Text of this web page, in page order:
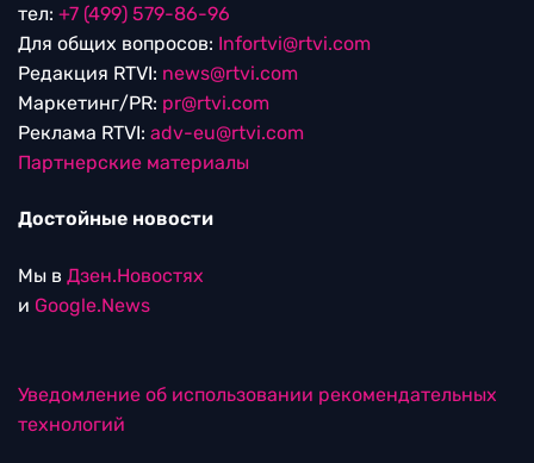
тел: +7 (499) 579-86-96
Для общих вопросов: Infortvi@rtvi.com
Редакция RTVI: news@rtvi.com
Маркетинг/PR: pr@rtvi.com
Реклама RTVI: adv-eu@rtvi.com
Партнерские материалы
Достойные новости
Мы в Дзен.Новостях
и Google.News
Уведомление об использовании рекомендательных
технологий